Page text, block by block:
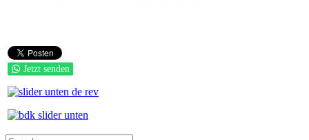
Jetzt senden